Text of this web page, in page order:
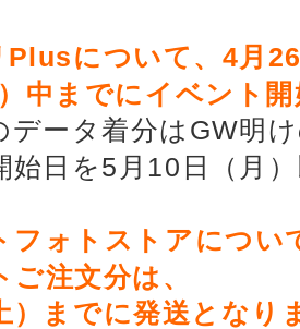
について、4月
中までにイベント
データ着分はGW明
始日を5月10日（月
ォトストアについ
注文分は、
）までに発送となり